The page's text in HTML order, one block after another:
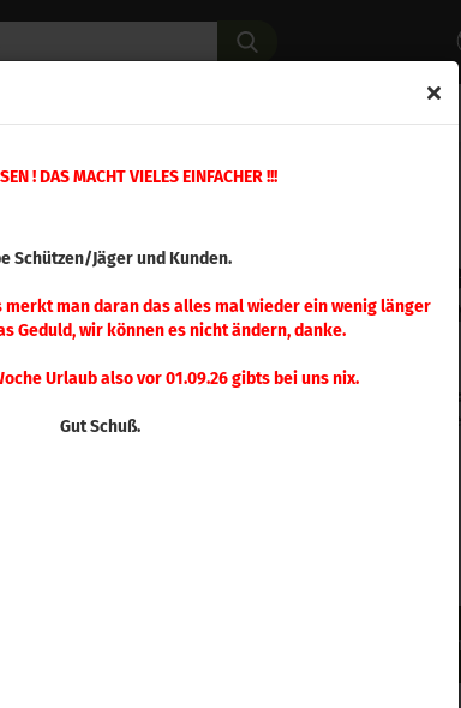
! DAS MACHT VIELES EINFACHER !!!
Schützen/Jäger und Kunden.
merkt man daran das alles mal wieder ein wenig länger
Geduld, wir können es nicht ändern, danke.
Urlaub also vor 01.09.26 gibts bei uns nix.
Gut Schuß.
Berger
Column
100 Stück
Lieferzeit:
In